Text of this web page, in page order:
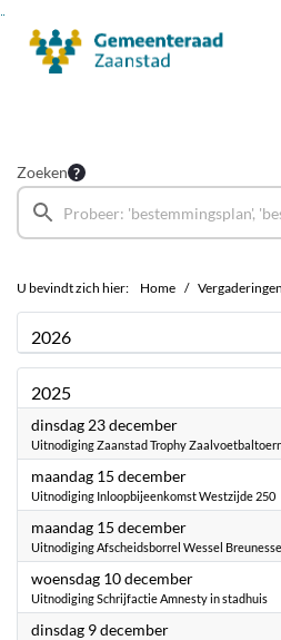
Zoeken
U bevindt zich hier: Home Vergaderingen
2026
2025
dinsdag 23 december2025
Uitnodiging Zaanstad Trophy
maandag 15 december2025
Uitnodiging Inloopbijeenkomst Westzijde 250
maandag 15 december2025
Uitnodiging Afscheidsborrel Wessel
woensdag 10 december2025
Uitnodiging Schrijfactie Amnesty in stadhuis
dinsdag 9 december2025